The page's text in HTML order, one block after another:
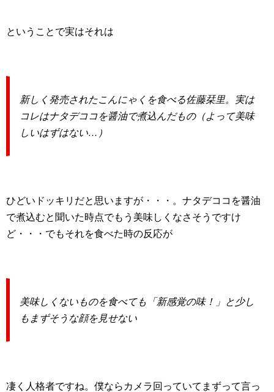
ということで実はそれは
新しく発売されたこんにゃくを食べる佐藤栞里。実は
コレはナタデココを醤油で煮込んだもの（よって美味
しいはずはない…）
ひどいドッキリだと思いますが・・・。ナタデココを醤油
で煮込むと聞いた時点でもう美味しくなさそうですけ
ど・・・でもそれを食べた時の反応が
美味しくないものを食べても「新感覚の味！」と少し
もまずそうな顔を見せない
凄く人格者ですね。僕ならカメラ回っていてまずって言っ